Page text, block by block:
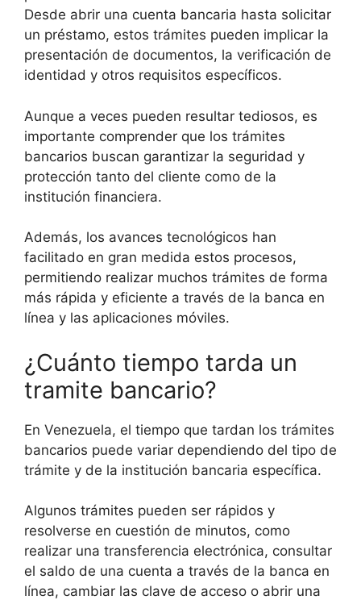
Desde abrir una cuenta bancaria hasta solicitar
un préstamo, estos trámites pueden implicar la
presentación de documentos, la verificación de
identidad y otros requisitos específicos.
Aunque a veces pueden resultar tediosos, es
importante comprender que los trámites
bancarios buscan garantizar la seguridad y
protección tanto del cliente como de la
institución financiera.
Además, los avances tecnológicos han
facilitado en gran medida estos procesos,
permitiendo realizar muchos trámites de forma
más rápida y eficiente a través de la banca en
línea y las aplicaciones móviles.
¿Cuánto tiempo tarda un
tramite bancario?
En Venezuela, el tiempo que tardan los trámites
bancarios puede variar dependiendo del tipo de
trámite y de la institución bancaria específica.
Algunos trámites pueden ser rápidos y
resolverse en cuestión de minutos, como
realizar una transferencia electrónica, consultar
el saldo de una cuenta a través de la banca en
línea, cambiar las clave de acceso o abrir una